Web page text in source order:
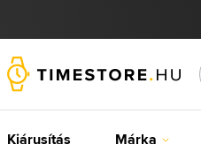
Kiárusítás Márka